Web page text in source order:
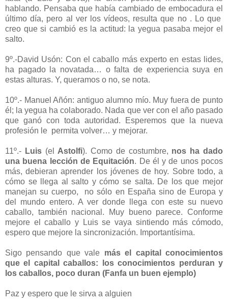
hablando. Pensaba que había cambiado de embocadura el
último día, pero al ver los vídeos, resulta que no . Lo que
creo que si cambió es la actitud: la yegua pasaba mejor el
salto.
9º.-David Usón: Con el caballo más experto en estas lides,
ha pagado la novatada… o falta de experiencia suya en
estas alturas. Y, queramos o no, se nota.
10º.- Manuel Añón: antiguo alumno mío. Muy fuera de punto
él; la yegua ha colaborado. Nada que ver con el año pasado
que ganó con toda autoridad. Esperemos que la nueva
profesión le permita volver… y mejorar.
11º.- Luis(elAstolfi). Como de costumbre, nos ha dado
una buena lección de Equitación. De él y de unos pocos
más, debieran aprender los jóvenes de hoy. Sobre todo, a
cómo se llega al salto y cómo se salta. De los que mejor
manejan su cuerpo,
no sólo en España sino de Europa y
del mundo entero. A ver donde llega con este su nuevo
caballo, también nacional. Muy bueno parece. Conforme
mejore el caballo y Luis se vaya sintiendo más cómodo,
espero que mejore la sincronización. Importantísima.
Sigo pensando que vale más el capital conocimientos
que el capital caballos: los conocimientos perduran y
los caballos, poco duran (Fanfa un buen ejemplo)
Paz y espero que le sirva a alguien